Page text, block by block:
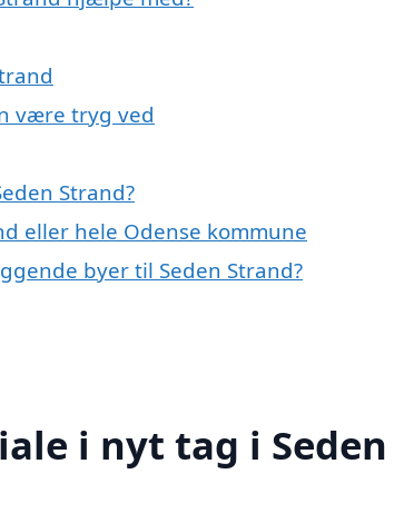
være tryg ved
Strand?
eller hele Odense kommune
byer til Seden Strand?
i nyt tag i Seden